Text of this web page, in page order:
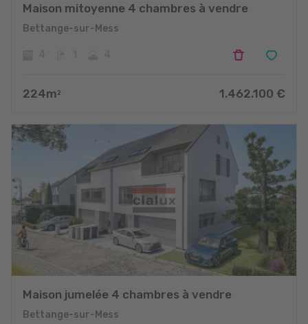
Maison mitoyenne 4 chambres à vendre
Bettange-sur-Mess
224m 2 1.462.100 €
Maison jumelée 4 chambres à vendre
Bettange-sur-Mess